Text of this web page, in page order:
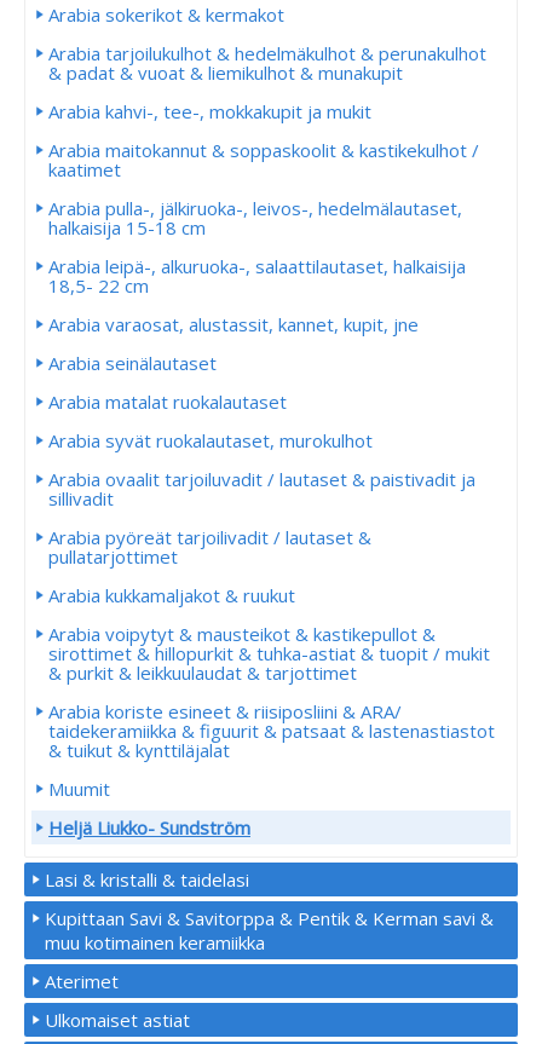
Arabia sokerikot & kermakot
Arabia tarjoilukulhot & hedelmäkulhot & perunakulhot
& padat & vuoat & liemikulhot & munakupit
Arabia kahvi-, tee-, mokkakupit ja mukit
Arabia maitokannut & soppaskoolit & kastikekulhot /
kaatimet
Arabia pulla-, jälkiruoka-, leivos-, hedelmälautaset,
halkaisija 15-18 cm
Arabia leipä-, alkuruoka-, salaattilautaset, halkaisija
18,5- 22 cm
Arabia varaosat, alustassit, kannet, kupit, jne
Arabia seinälautaset
Arabia matalat ruokalautaset
Arabia syvät ruokalautaset, murokulhot
Arabia ovaalit tarjoiluvadit / lautaset & paistivadit ja
sillivadit
Arabia pyöreät tarjoilivadit / lautaset &
pullatarjottimet
Arabia kukkamaljakot & ruukut
Arabia voipytyt & mausteikot & kastikepullot &
sirottimet & hillopurkit & tuhka-astiat & tuopit / mukit
& purkit & leikkuulaudat & tarjottimet
Arabia koriste esineet & riisiposliini & ARA/
taidekeramiikka & figuurit & patsaat & lastenastiastot
& tuikut & kynttiläjalat
Muumit
Heljä Liukko- Sundström
Lasi & kristalli & taidelasi
Kupittaan Savi & Savitorppa & Pentik & Kerman savi &
muu kotimainen keramiikka
Aterimet
Ulkomaiset astiat